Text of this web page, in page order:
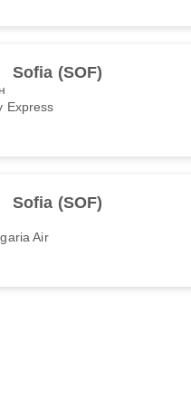
Sofia (SOF)
Express
Sofia (SOF)
Air